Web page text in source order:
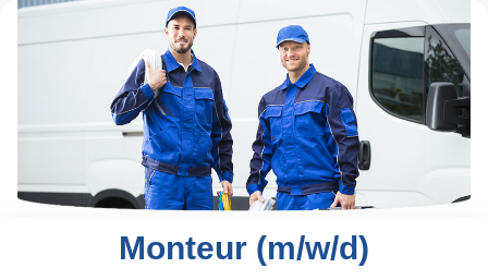
Monteur (m/w/d)